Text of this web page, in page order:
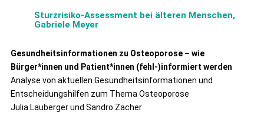
Sturzrisiko-Assessment bei älteren Menschen,
Gabriele Meyer
Gesundheitsinformationen zu Osteoporose – wie
Bürger*innen und Patient*innen (fehl‑)informiert werden
Analyse von aktuellen Gesundheitsinformationen und
Entscheidungshilfen zum Thema Osteoporose
Julia Lauberger und Sandro Zacher